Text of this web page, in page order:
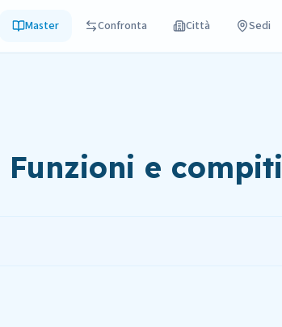
Master Confronta Città Sedi
e compiti